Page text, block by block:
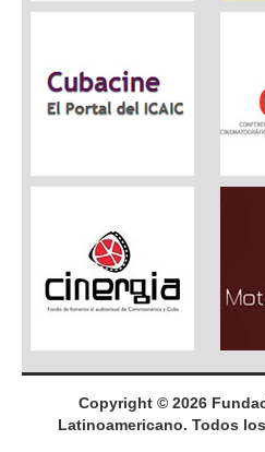
Copyright © 2026
Latinoamericano. Todos